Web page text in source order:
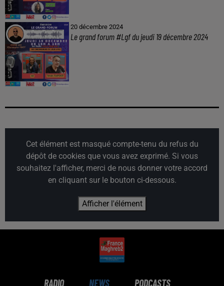
20 décembre 2024
Le grand forum #Lgf du jeudi 19 décembre 2024
Cet élément est masqué compte-tenu du refus du
dépôt de cookies que vous avez exprimé. Si vous
souhaitez l'afficher, merci de nous donner votre accord
en cliquant sur le bouton ci-dessous.
Afficher l'élément
RADIO NEWS PODCASTS